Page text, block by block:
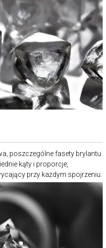
poszczególne fasety brylantu
kąty i proporcje,
przy każdym spojrzeniu.